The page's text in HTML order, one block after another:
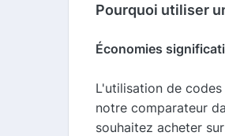
Pourquoi utiliser
Économies
L'utilisation de
notre comparateur
souhaitez acheter